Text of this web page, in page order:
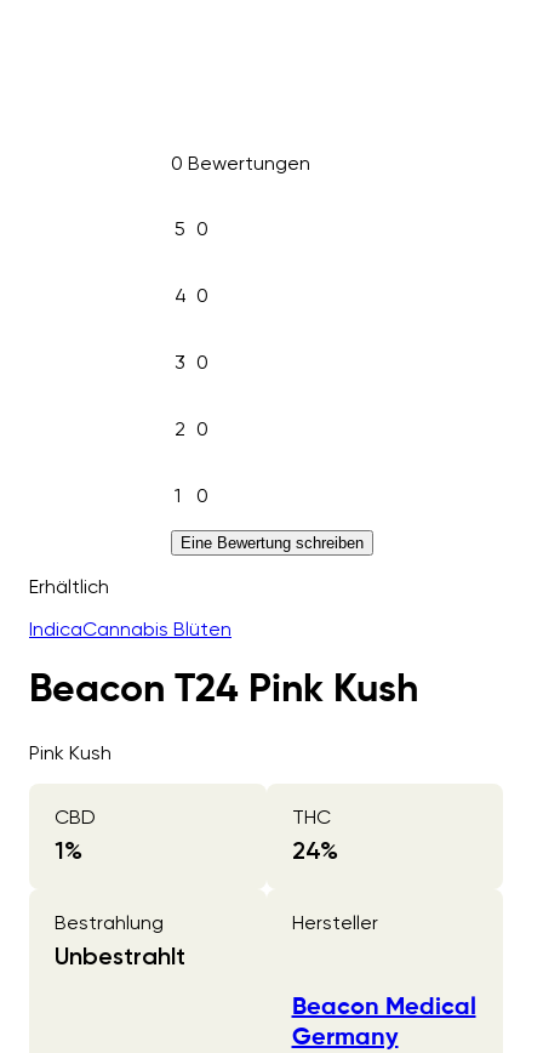
0 Bewertungen
5 0
4 0
3 0
2 0
1 0
Eine Bewertung schreiben
Erhältlich
IndicaCannabis Blüten
Beacon T24 Pink Kush
Pink Kush
CBD
1%
THC
24%
Bestrahlung
Unbestrahlt
Hersteller
Beacon Medical
Germany